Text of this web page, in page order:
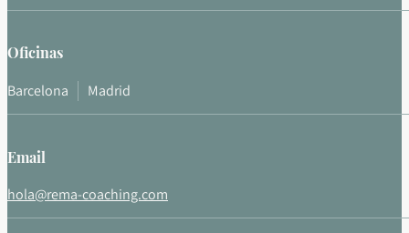
Oficinas
Barcelona Madrid
Email
hola@rema-coaching.com